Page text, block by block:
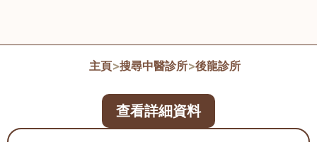
主頁>搜尋中醫診所>後龍診所
查看詳細資料